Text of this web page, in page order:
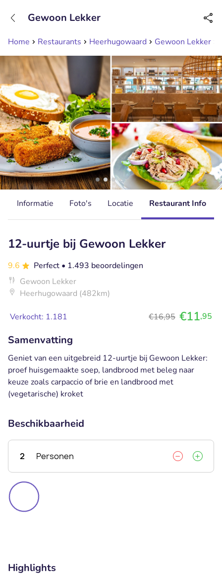
Bereikbaar tot 23:00 uur
Home Restaurants Heerhugowaard Gewoon Lekker
Gewoon Lekker
Informatie Foto's Locatie Restaurant Info
12-uurtje bij Gewoon Lekker
9.6 Perfect • 1.493 beoordelingen
Gewoon Lekker
Heerhugowaard (482km)
Verkocht: 1.181 €16,95 €11,95
Samenvatting
Geniet van een uitgebreid 12-uurtje bij Gewoon Lekker:
proef huisgemaakte soep, landbrood met beleg naar
keuze zoals carpaccio of brie en landbrood met
(vegetarische) kroket
Beschikbaarheid
2 Personen
Highlights